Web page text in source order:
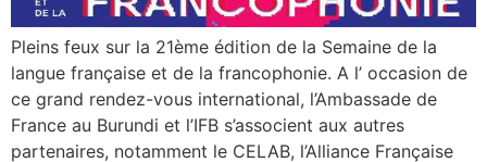
Pleins feux sur la 21ème édition de la Semaine de la
langue française et de la francophonie. A l’ occasion de
ce grand rendez-vous international, l’Ambassade de
France au Burundi et l’IFB s’associent aux autres
partenaires, notamment le CELAB, l’Alliance Française